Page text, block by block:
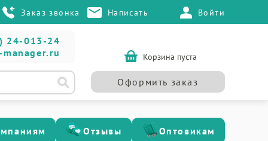
Заказ звонка Написать Войти
24-013-24
Корзина пуста
Оформить заказ
Отзывы Оптовикам